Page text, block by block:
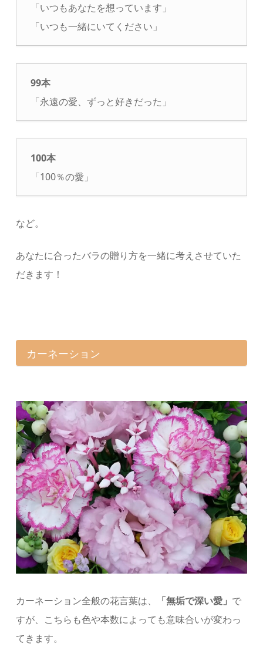
「いつもあなたを想っています」
「いつも一緒にいてください」
99本
「永遠の愛、ずっと好きだった」
100本
「100％の愛」
など。
あなたに合ったバラの贈り方を一緒に考えさせていた
だきます！
カーネーション
カーネーション全般の花言葉は、 「無垢で深い愛」 で
すが、こちらも色や本数によっても意味合いが変わっ
てきます。